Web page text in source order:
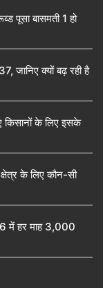
पूसा बासमती 1 हो
जानिए क्यों बढ़ रही है
किसानों के लिए इसके
के लिए कौन-सी
में हर माह 3,000